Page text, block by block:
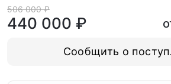
506 000 ₽
440 000 ₽
Сообщить о